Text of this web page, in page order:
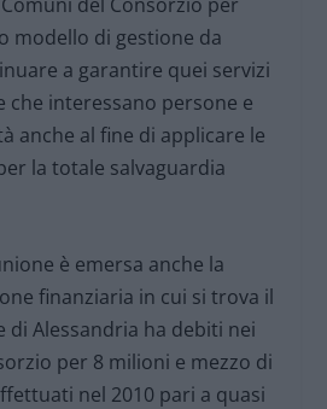
modello di gestione da
a garantire quei servizi
che interessano persone e
anche al fine di applicare le
la totale salvaguardia
è emersa anche la
finanziaria in cui si trova il
di Alessandria ha debiti nei
per 8 milioni e mezzo di
nel 2010 pari a quasi